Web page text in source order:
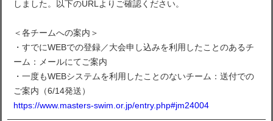
しました。以下のURLよりご確認ください。
＜各チームへの案内＞
・すでにWEBでの登録／大会申し込みを利用したことのあるチ
ーム：メールにてご案内
・一度もWEBシステムを利用したことのないチーム：送付での
ご案内（6/14発送）
https://www.masters-swim.or.jp/entry.php#jm24004